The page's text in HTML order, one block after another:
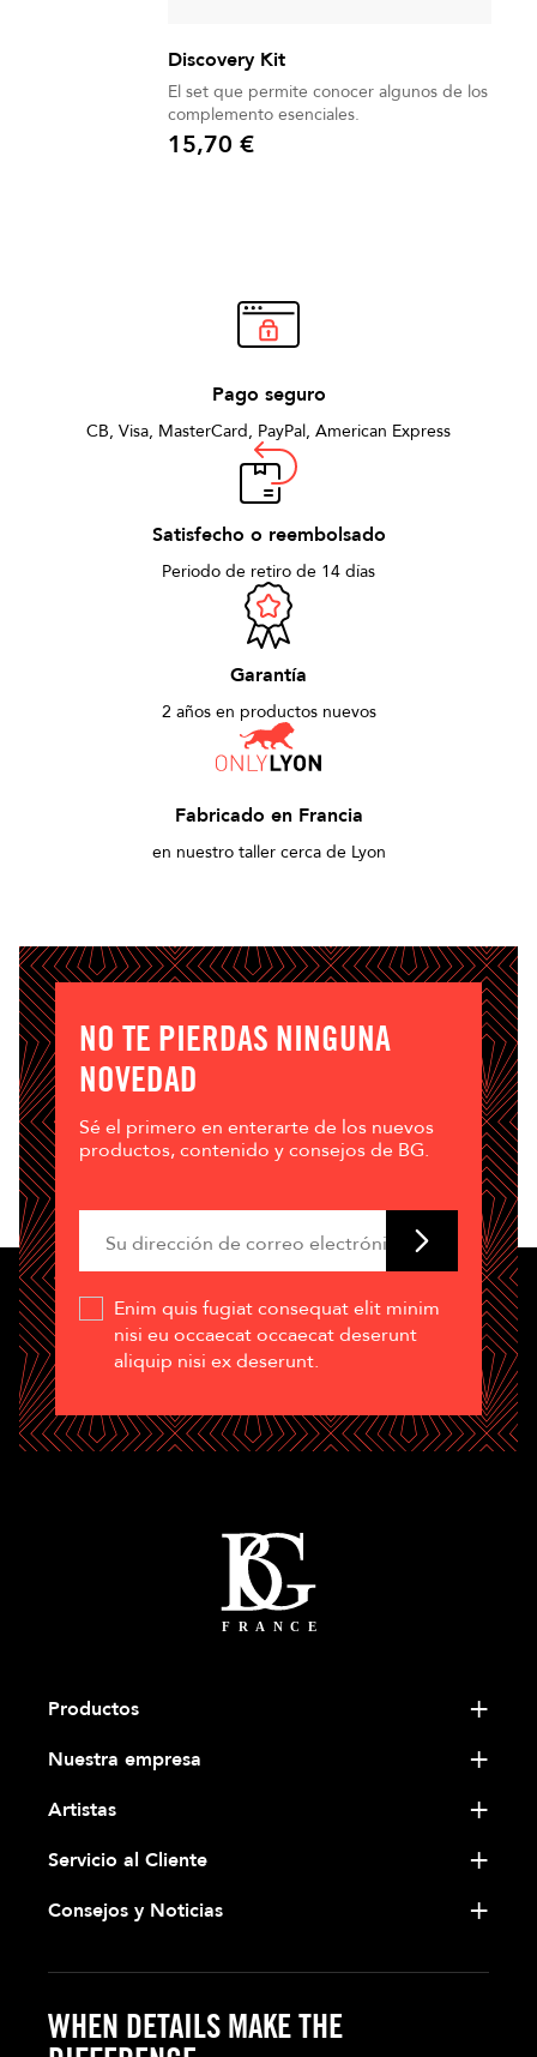
Discovery Kit
El set que permite conocer algunos de los
complemento esenciales.
Precio
15,70 €
Pago seguro
CB, Visa, MasterCard, PayPal, American Express
Satisfecho o reembolsado
Periodo de retiro de 14 días
Garantía
2 años en productos nuevos
Fabricado en Francia
en nuestro taller cerca de Lyon
NO TE PIERDAS NINGUNA
NOVEDAD
Sé el primero en enterarte de los nuevos
productos, contenido y consejos de BG.
Enim quis fugiat consequat elit minim
nisi eu occaecat occaecat deserunt
aliquip nisi ex deserunt.
Productos
Nuestra empresa
Artistas
Servicio al Cliente
Consejos y Noticias
WHEN DETAILS MAKE THE